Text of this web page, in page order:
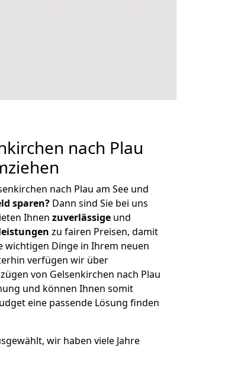
nach Plau
nach Plau am See und
sparen? Dann sind Sie bei uns
Ihnen zuverlässige und
zu fairen Preisen, damit
wichtigen Dinge in Ihrem neuen
verfügen wir über
von Gelsenkirchen nach Plau
und können Ihnen somit
eine passende Lösung finden
wir haben viele Jahre